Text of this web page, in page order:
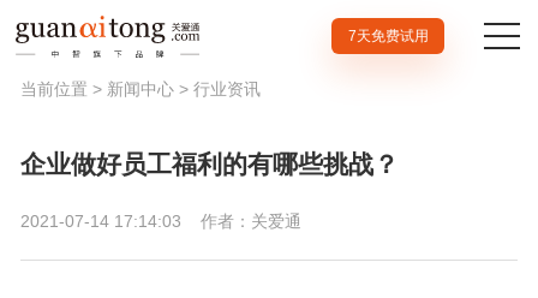
7天免费试用
当前位置 > 新闻中心 > 行业资讯
企业做好员工福利的有哪些挑战？
2021-07-14 17:14:03 作者：关爱通